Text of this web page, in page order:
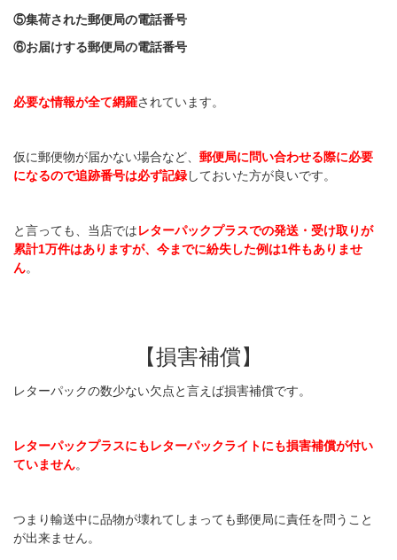
⑤集荷された郵便局の電話番号
⑥お届けする郵便局の電話番号
必要な情報が全て網羅されています。
仮に郵便物が届かない場合など、 郵便局に問い合わせる際に必要
になるので追跡番号は必ず記録しておいた方が良いです。
と言っても、当店ではレターパックプラスでの発送・受け取りが
累計1万件はありますが、今までに紛失した例は1件もありませ
ん。
【損害補償】
レターパックの数少ない欠点と言えば損害補償です。
レターパックプラスにもレターパックライトにも損害補償が付い
ていません。
つまり輸送中に品物が壊れてしまっても郵便局に責任を問うこと
が出来ません。